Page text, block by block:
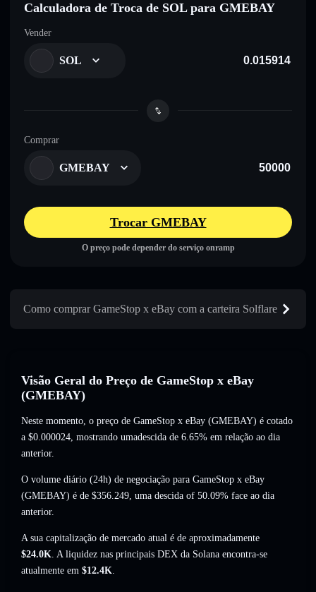
Calculadora de Troca de SOL para GMEBAY
Vender
SOL
Comprar
GMEBAY
Trocar GMEBAY
O preço pode depender do serviço onramp
Como comprar GameStop x eBay com a carteira Solflare
Visão Geral do Preço de GameStop x eBay
(GMEBAY)
Neste momento, o preço de GameStop x eBay (GMEBAY) é cotado
a $0.000024, mostrando umadescida de 6.65% em relação ao dia
anterior.
O volume diário (24h) de negociação para GameStop x eBay
(GMEBAY) é de $356.249, uma descida of 50.09% face ao dia
anterior.
A sua capitalização de mercado atual é de aproximadamente
$24.0K. A liquidez nas principais DEX da Solana encontra-se
atualmente em $12.4K.